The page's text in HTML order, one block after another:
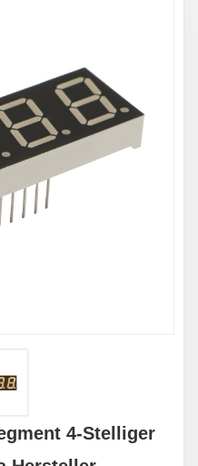
4-Stelliger